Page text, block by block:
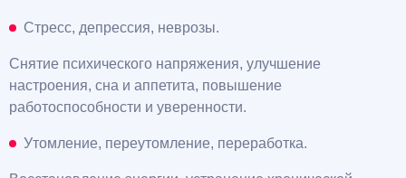
Стресс, депрессия, неврозы.
Снятие психического напряжения, улучшение
настроения, сна и аппетита, повышение
работоспособности и уверенности.
Утомление, переутомление, переработка.